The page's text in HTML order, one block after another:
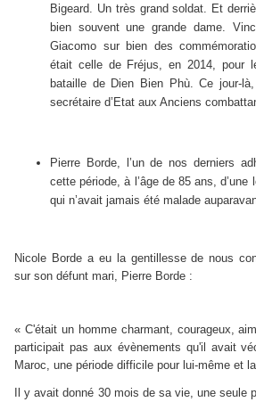
Bigeard. Un très grand soldat. Et
bien souvent une grande dame.
Giacomo sur bien des
était celle de Fréjus, en 2014, pour
bataille de Dien Bien Phù. Ce jour-
secrétaire d’Etat aux Anciens
Pierre Borde, l’un de nos derniers
cette période, à l’âge de 85 ans, d’une
qui n’avait jamais été malade
Nicole Borde a eu la gentillesse de nous
sur son défunt mari, Pierre Borde :
« C'était un homme charmant, courageux,
participait pas aux évènements qu'il avait
Maroc, une période difficile pour lui-même et
Il y avait donné 30 mois de sa vie, une seule